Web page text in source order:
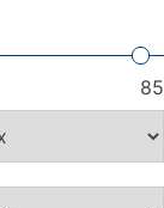
85